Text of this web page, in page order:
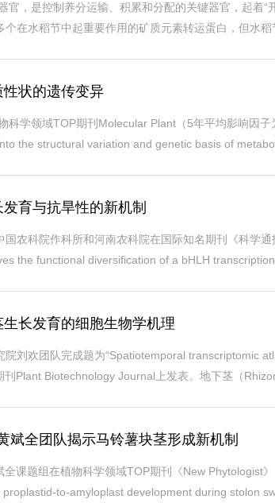
，是控制养分运输、积累和分配的关键器官，起着“
在水稻节中起重要作用的矿质元素转运蛋白，但水稻
状的遗传变异
科学领域TOP期刊Molecular Plant（5年平均影响因
the structural variation and genetic basis of
育与抗旱性的新机制
农科院作科所和河南农科院在国际知名期刊《科学
the functional diversification of a bHLH
长发育的细胞生物学机理
刘欢团队完成题为“Spatiotemporal transcriptomic
Plant Biotechnology Journal上发表。地下茎（
斌全团队揭示马铃薯块茎形成新机制
课题组在植物科学领域TOP期刊《New Phytologist
to-amyloplast development during stolon